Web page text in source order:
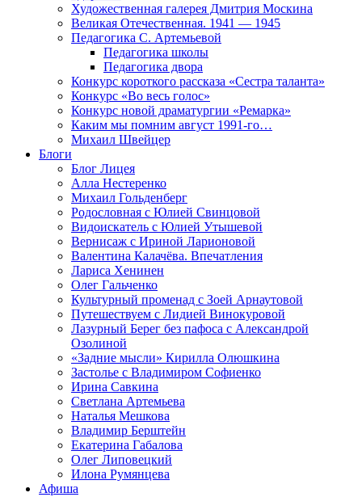
Художественная галерея Дмитрия Москина
Великая Отечественная. 1941 — 1945
Педагогика С. Артемьевой
Педагогика школы
Педагогика двора
Конкурс короткого рассказа «Сестра таланта»
Конкурс «Во весь голос»
Конкурс новой драматургии «Ремарка»
Каким мы помним август 1991-го…
Михаил Швейцер
Блоги
Блог Лицея
Алла Нестеренко
Михаил Гольденберг
Родословная с Юлией Свинцовой
Видоискатель с Юлией Утышевой
Вернисаж с Ириной Ларионовой
Валентина Калачёва. Впечатления
Лариса Хенинен
Олег Гальченко
Культурный променад с Зоей Арнаутовой
Путешествуем с Лидией Винокуровой
Лазурный Берег без пафоса с Александрой
Озолиной
«Задние мысли» Кирилла Олюшкина
Застолье с Владимиром Софиенко
Ирина Савкина
Светлана Артемьева
Наталья Мешкова
Владимир Берштейн
Екатерина Габалова
Олег Липовецкий
Илона Румянцева
Афиша